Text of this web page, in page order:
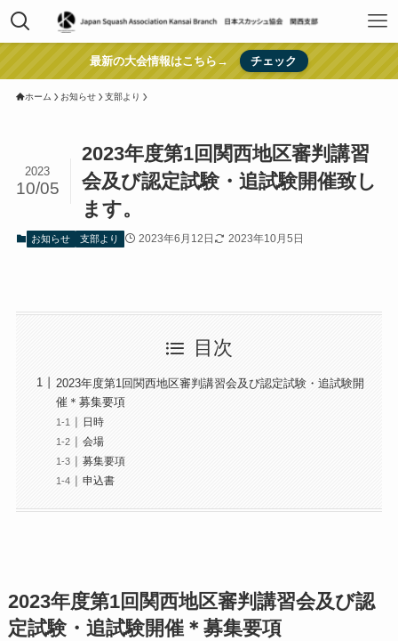
最新の大会情報はこちら→ チェック
ホーム お知らせ 支部より
2023年度第1回関西地区審判講習
会及び認定試験・追試験開催致し
ます。
2023
10/05
お知らせ 支部より 2023年6月12日 2023年10月5日
目次
2023年度第1回関西地区審判講習会及び認定試験・追試験開
催＊募集要項
日時
会場
募集要項
申込書
2023年度第1回関西地区審判講習会及び認
定試験・追試験開催＊募集要項